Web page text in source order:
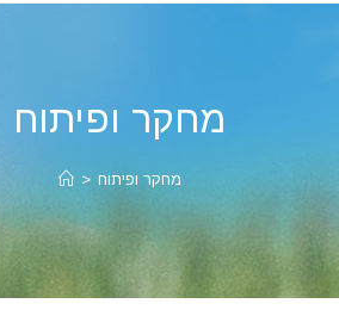
מחקר ופיתוח
> מחקר ופיתוח